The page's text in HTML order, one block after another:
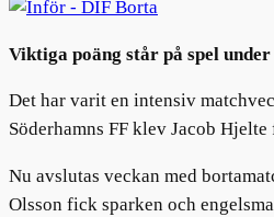
Viktiga poäng står på spel
Det har varit en intensiv
Söderhamns FF klev Jacob
Nu avslutas veckan med
Olsson fick sparken och